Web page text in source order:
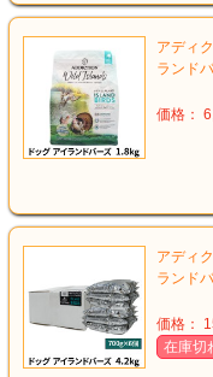
アディ
ランド
価格：
アディ
ランド
価格：
在庫切